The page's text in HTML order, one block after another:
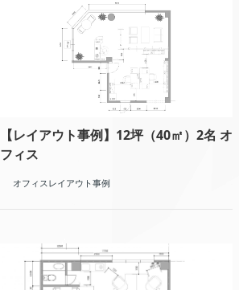
【レイアウト事例】12坪（40㎡）2名 オ
フィス
オフィスレイアウト事例